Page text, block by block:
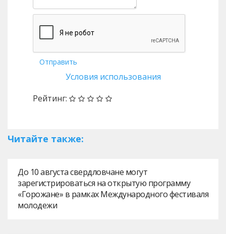
Отправить
Условия использования
Рейтинг:
Читайте также:
До 10 августа свердловчане могут
зарегистрироваться на открытую программу
«Горожане» в рамках Международного фестиваля
молодежи